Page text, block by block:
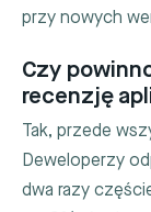
przy nowych
Czy
recenzję
Tak, przede
Deweloperzy
dwa razy